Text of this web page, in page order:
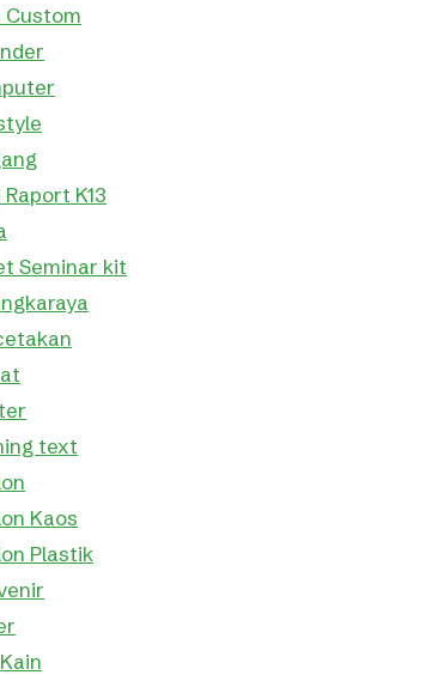
Custom
Raport K13
Seminar kit
text
Kaos
Plastik